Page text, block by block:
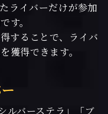
ライバーだけが参加
す。
することで、ライバ
獲得できます。
ルバーステラ」「ブ